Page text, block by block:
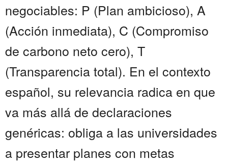
negociables: P (Plan ambicioso), A
(Acción inmediata), C (Compromiso
de carbono neto cero), T
(Transparencia total). En el contexto
español, su relevancia radica en que
va más allá de declaraciones
genéricas: obliga a las universidades
a presentar planes con metas